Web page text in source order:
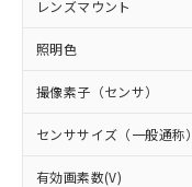
レンズマウント
照明色
撮像素子（センサ）
センササイズ（一般通称）
有効画素数(V)